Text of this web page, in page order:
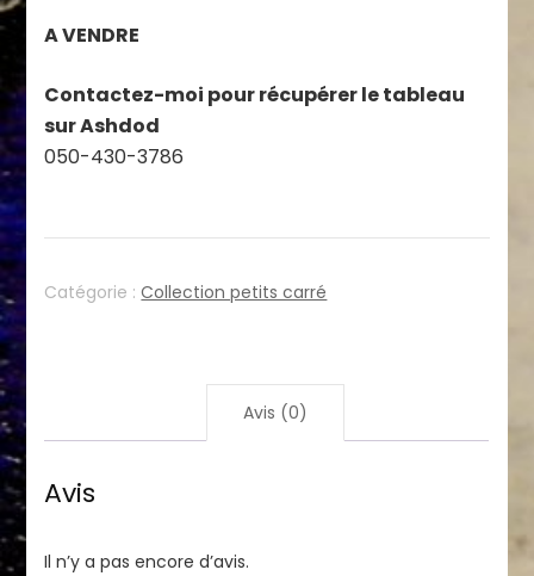
A VENDRE
Contactez-moi pour récupérer le tableau
sur Ashdod
050-430-3786
Catégorie :Collection petits carré
Avis (0)
Avis
Il n’y a pas encore d’avis.